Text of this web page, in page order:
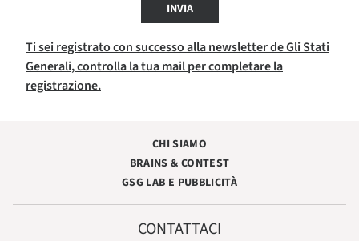
INVIA
Ti sei registrato con successo alla newsletter de Gli Stati
Generali, controlla la tua mail per completare la
registrazione.
CHI SIAMO
BRAINS & CONTEST
GSG LAB E PUBBLICITÀ
CONTATTACI